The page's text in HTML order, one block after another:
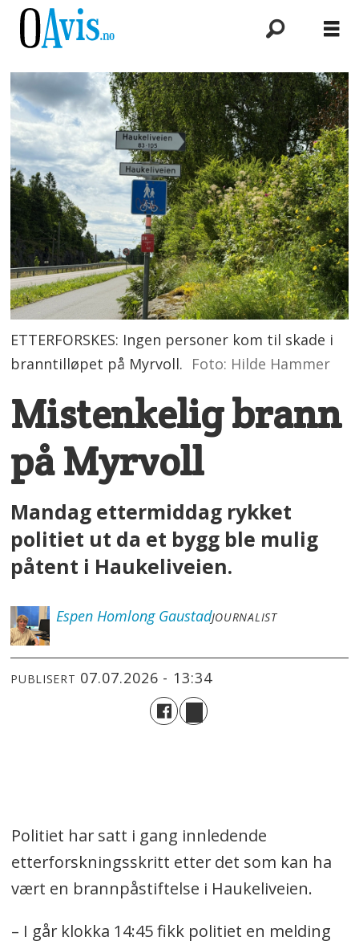
ETTERFORSKES: Ingen personer kom til skade i
branntilløpet på Myrvoll. Foto: Hilde Hammer
Mistenkelig brann
på Myrvoll
Mandag ettermiddag rykket
politiet ut da et bygg ble mulig
påtent i Haukeliveien.
Espen Homlong GaustadJOURNALIST
PUBLISERT 07.07.2026 - 13:34
Politiet har satt i gang innledende
etterforskningsskritt etter det som kan ha
vært en brannpåstiftelse i Haukeliveien.
– I går klokka 14:45 fikk politiet en melding